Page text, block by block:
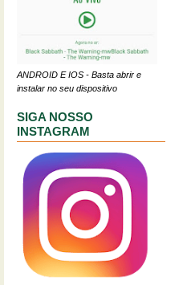
ANDROID E IOS - Basta abrir e
instalar no seu dispositivo
SIGA NOSSO
INSTAGRAM